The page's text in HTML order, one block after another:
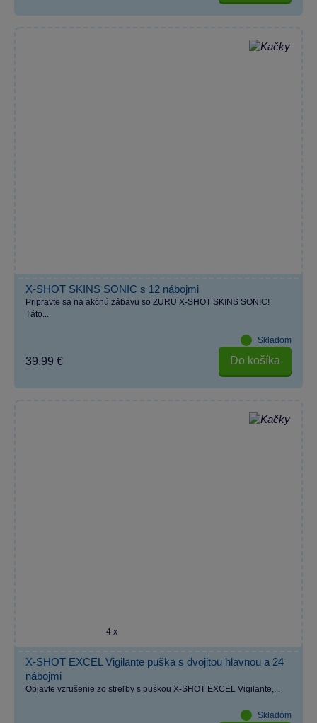
X-SHOT SKINS SONIC s 12 nábojmi
Pripravte sa na akčnú zábavu so ZURU X-SHOT SKINS SONIC!
Táto...
Skladom
39,99 € Do košíka
4 x
X-SHOT EXCEL Vigilante puška s dvojitou hlavnou a 24
nábojmi
Objavte vzrušenie zo streľby s puškou X-SHOT EXCEL Vigilante,...
Skladom